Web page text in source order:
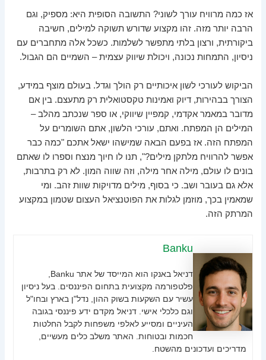
אז כמה מרוויח עורך לשוני? התשובה הסופית היא: מספיק, וגם
הרבה יותר מזה. זהו מקצוע שדורש תשוקה למילים, חשיבה
ביקורתית, ורצון בלתי מתפשר לשלמות. כשכל אלה מתחברים עם
ניסיון, התמחות נכונה, ויכולת שיווק עצמית – השמיים הם הגבול.
הביקוש לעורכי לשון איכותיים רק הולך וגדל. בעולם מוצף במידע,
הצורך בבהירות, דיוק ואמינות טקסטואלית רק מתעצם. בין אם
מדובר במאמר אקדמי, קמפיין שיווקי, או ספר שנכתב מהלב –
המילים הן המפתח. ואתם, עורכי הלשון, אתם השומרים על
המפתח הזה. אז בפעם הבאה שמישהו ישאל אתכם "כמה כבר
אפשר להרוויח מלתקן מילים?", תנו לו חיוך מנצח וספרו לו שאתם
בונים לו עולם, מילה אחר מילה, וזה שווה המון. לא רק בתרבות,
אלא גם בעובר ושב. כי בסוף, מילים מדויקות שוות זהב. ומי
שמאמין בכך, מוזמן לגלות את הפוטנציאל העצום שטמון במקצוע
המרתק הזה.
Banku
פלטפורמה מקצועית בתחום הפיננסים. בעל ניסיון
עשיר עם השקעות בשוק ההון, נדל"ן בארץ ובחו"ל
וגם כלכלי אישי. דניאל מקדם ידע פיננסי בגובה
העיניים ומסייע לאלפי משפחות לקבל החלטות
חכמות ובטוחות. האתר משלב כלים מעשיים,
מדריכים ועדכונים מהשטח.